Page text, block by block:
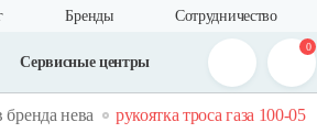
Бренды Сотрудничество
Сервисные центры
0
бренда нева рукоятка троса газа 100-05